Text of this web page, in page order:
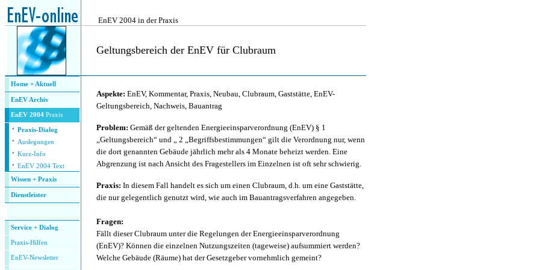
EnEV 2004 in der Praxis
Geltungsbereich der EnEV für Clubraum
Home + Aktuell
EnEV Archiv
EnEV 2004 Praxis
· Praxis-Dialog
· Auslegungen
· Kurz-Info
· EnEV 2004 Text
Wissen + Praxis
Dienstleister
Service + Dialog
Praxis-Hilfen
EnEV-Newsletter
Aspekte: EnEV, Kommentar, Praxis, Neubau, Clubraum, Gaststätte, EnEV-
Geltungsbereich, Nachweis, Bauantrag
Problem: Gemäß der geltenden Energieeinsparverordnung (EnEV) § 1
„Geltungsbereich“ und „ 2 „Begriffsbestimmungen“ gilt die Verordnung nur, wenn
die dort genannten Gebäude jährlich mehr als 4 Monate beheizt werden. Eine
Abgrenzung ist nach Ansicht des Fragestellers im Einzelnen ist oft sehr schwierig.
Praxis: In diesem Fall handelt es sich um einen Clubraum, d.h. um eine Gaststätte,
die nur gelegentlich genutzt wird, wie auch im Bauantragsverfahren angegeben.
Fragen:
Fällt dieser Clubraum unter die Regelungen der Energieeinsparverordnung
(EnEV)? Können die einzelnen Nutzungszeiten (tageweise) aufsummiert werden?
Welche Gebäude (Räume) hat der Gesetzgeber vornehmlich gemeint?